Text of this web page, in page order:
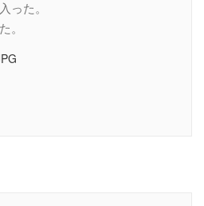
った。
。